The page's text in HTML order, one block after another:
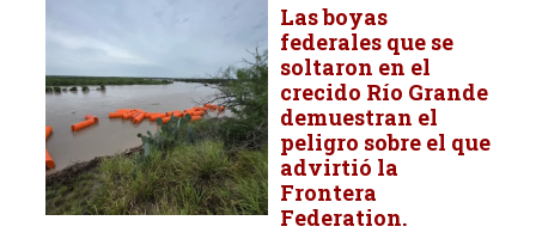
Las boyas
federales que se
soltaron en el
crecido Río Grande
demuestran el
peligro sobre el que
advirtió la
Frontera
Federation.